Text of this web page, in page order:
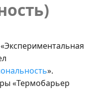
».
«Термобарьер